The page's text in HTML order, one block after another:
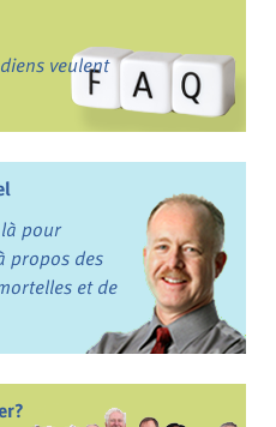
veulent
pour
propos des
et de